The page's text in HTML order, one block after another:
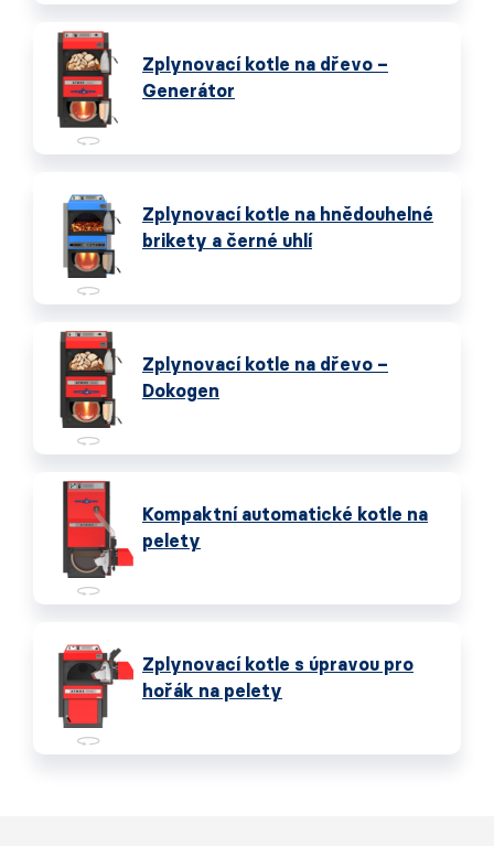
Zplynovací kotle na dřevo –
Generátor
Zplynovací kotle na hnědouhelné
brikety a černé uhlí
Zplynovací kotle na dřevo –
Dokogen
Kompaktní automatické kotle na
pelety
Zplynovací kotle s úpravou pro
hořák na pelety